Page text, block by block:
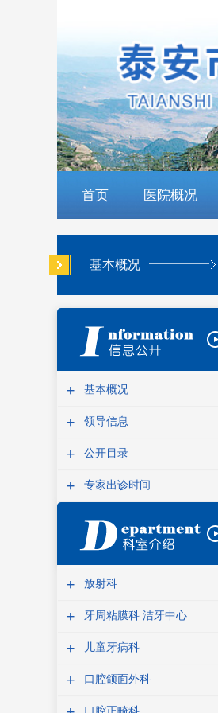
首页 医院概况
+ 基本概况
+ 领导信息
+ 公开目录
+ 专家出诊时间
+ 放射科
+ 牙周粘膜科 洁牙中心
+ 儿童牙病科
+ 口腔颌面外科
基本概况